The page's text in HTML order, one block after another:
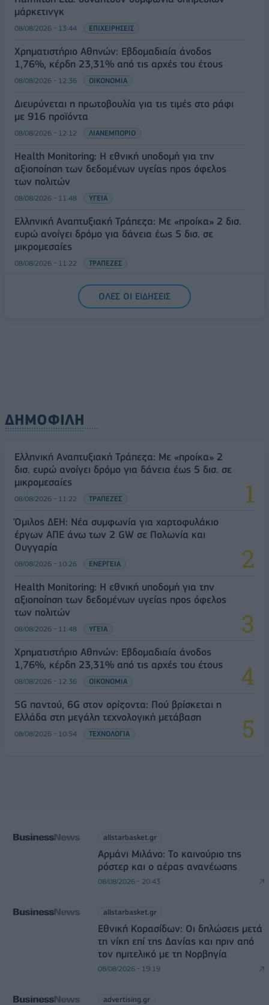
μάρκετινγκ
08/08/2026 - 13:44 ΕΠΙΧΕΙΡΗΣΕΙΣ
Χρηματιστήριο Αθηνών: Εβδομαδιαία άνοδος
1,76%, κέρδη 23,31% από τις αρχές του έτους
08/08/2026 - 12:36 ΟΙΚΟΝΟΜΙΑ
Διευρύνεται η πρωτοβουλία για τις τιμές στο ράφι
με 916 προϊόντα
08/08/2026 - 12:12 ΛΙΑΝΕΜΠΟΡΙΟ
Health Monitoring: Η εθνική υποδομή για την
αξιοποίηση των δεδομένων υγείας προς όφελος
των πολιτών
08/08/2026 - 11:48 ΥΓΕΙΑ
Ελληνική Αναπτυξιακή Τράπεζα: Με «προίκα» 2 δισ.
ευρώ ανοίγει δρόμο για δάνεια έως 5 δισ. σε
μικρομεσαίες
08/08/2026 - 11:22 ΤΡΑΠΕΖΕΣ
5G παντού, 6G στον ορίζοντα: Πού βρίσκεται η
Ελλάδα στη μεγάλη τεχνολογική μετάβαση
ΟΛΕΣ ΟΙ ΕΙΔΗΣΕΙΣ
ΔΗΜΟΦΙΛΗ
Ελληνική Αναπτυξιακή Τράπεζα: Με «προίκα» 2
δισ. ευρώ ανοίγει δρόμο για δάνεια έως 5 δισ. σε
μικρομεσαίες
08/08/2026 - 11:22 ΤΡΑΠΕΖΕΣ
Όμιλος ΔΕΗ: Νέα συμφωνία για χαρτοφυλάκιο
έργων ΑΠΕ άνω των 2 GW σε Πολωνία και
Ουγγαρία
08/08/2026 - 10:26 ΕΝΕΡΓΕΙΑ
Health Monitoring: Η εθνική υποδομή για την
αξιοποίηση των δεδομένων υγείας προς όφελος
των πολιτών
08/08/2026 - 11:48 ΥΓΕΙΑ
Χρηματιστήριο Αθηνών: Εβδομαδιαία άνοδος
1,76%, κέρδη 23,31% από τις αρχές του έτους
08/08/2026 - 12:36 ΟΙΚΟΝΟΜΙΑ
5G παντού, 6G στον ορίζοντα: Πού βρίσκεται η
Ελλάδα στη μεγάλη τεχνολογική μετάβαση
08/08/2026 - 10:54 ΤΕΧΝΟΛΟΓΙΑ
allstarbasket.gr
Αρμάνι Μιλάνο: Το καινούριο της
ρόστερ και ο αέρας ανανέωσης
08/08/2026 - 20:43
allstarbasket.gr
Εθνική Κορασίδων: Οι δηλώσεις μετά
τη νίκη επί της Δανίας και πριν από
τον ημιτελικό με τη Νορβηγία
08/08/2026 - 19:19
advertising.gr